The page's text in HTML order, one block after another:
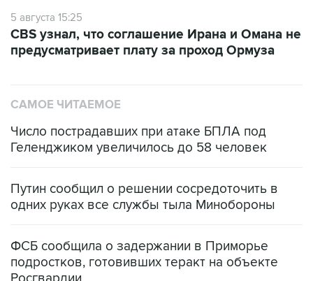
предусматривает плату за проход Ормуза
Число пострадавших при атаке БПЛА под
Путин сообщил о решении сосредоточить в
ФСБ сообщила о задержании в Приморье
Росгвардии